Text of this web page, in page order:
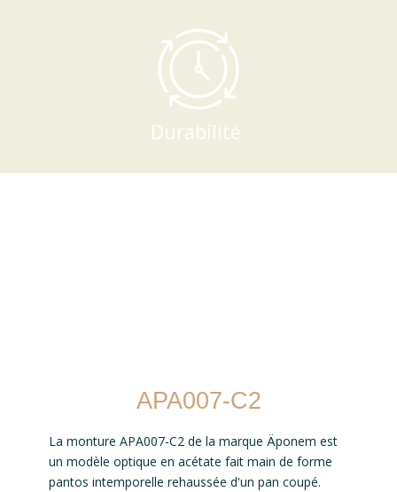
Durabilité
APA007-C2
La monture APA007-C2 de la marque Äponem est
un modèle optique en acétate fait main de forme
pantos intemporelle rehaussée d'un pan coupé.